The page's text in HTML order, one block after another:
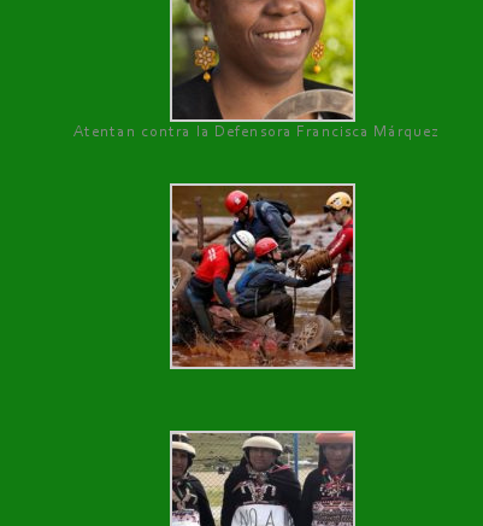
Atentan contra la Defensora Francisca Márquez